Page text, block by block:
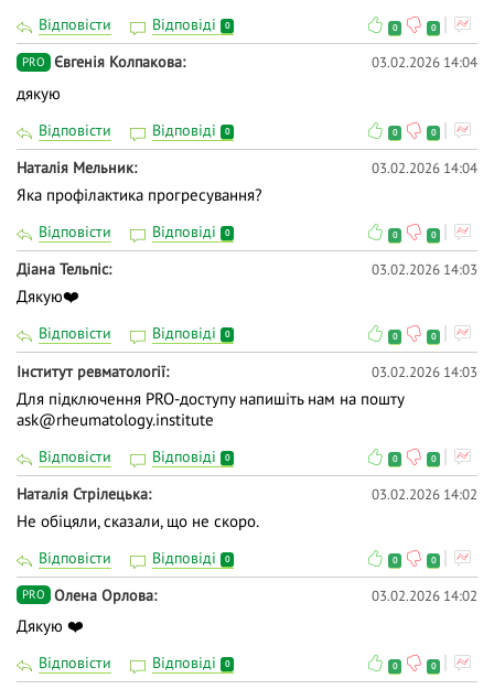
Відповісти Відповіді 0 0 0
PRO Євгенія Колпакова 03.02.2026 14:04
дякую
Відповісти Відповіді 0 0 0
Наталія Мельник 03.02.2026 14:04
Яка профілактика прогресування?
Відповісти Відповіді 0 0 0
Діана Тельпіс 03.02.2026 14:03
Дякую❤️
Відповісти Відповіді 0 0 0
Інститут ревматології 03.02.2026 14:03
Для підключення PRO-доступу напишіть нам на пошту
ask@rheumatology.institute
Відповісти Відповіді 0 0 0
Наталія Стрілецька 03.02.2026 14:02
Не обіцяли, сказали, що не скоро.
Відповісти Відповіді 0 0 0
PRO Олена Орлова 03.02.2026 14:02
Дякую ❤️
Відповісти Відповіді 0 0 0